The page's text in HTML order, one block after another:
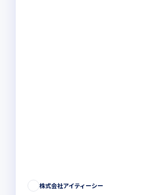
株式会社アイティーシー